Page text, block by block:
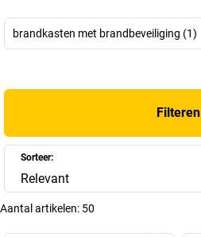
brandkasten met brandbeveiliging (1)
Filteren
Sorteer:
Relevant
Aantal artikelen: 50